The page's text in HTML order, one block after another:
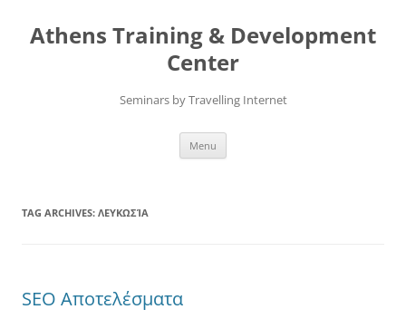
content
Athens Training & Development
Center
Seminars by Travelling Internet
Menu
TAG ARCHIVES: ΛΕΥΚΩΣΊΑ
SEO Αποτελέσματα